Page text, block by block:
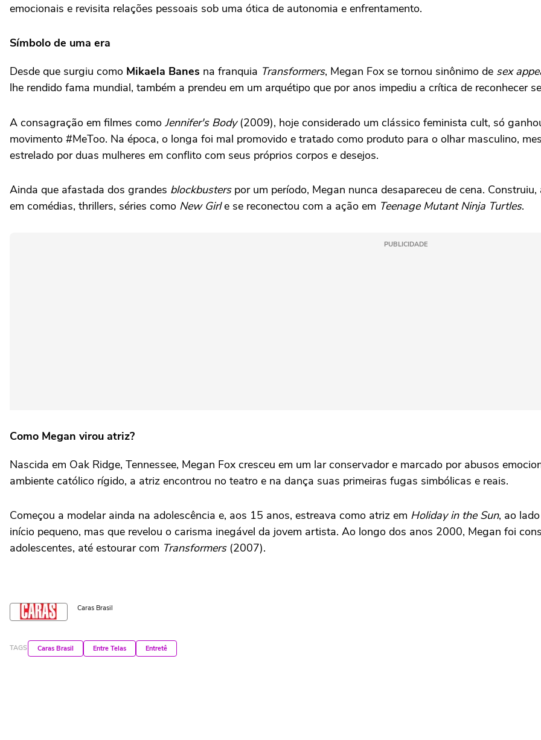
emocionais e revisita relações pessoais sob uma ótica de autonomia e enfrentamento.
Símbolo de uma era
Desde que surgiu como Mikaela Banes na franquia Transformers, Megan Fox se tornou sinônimo de sex
lhe rendido fama mundial, também a prendeu em um arquétipo que por anos impediu a crítica de reconhecer
A consagração em filmes como Jennifer's Body(2009), hoje considerado um clássico feminista cult, só
movimento #MeToo. Na época, o longa foi mal promovido e tratado como produto para o olhar masculino,
estrelado por duas mulheres em conflito com seus próprios corpos e desejos.
Ainda que afastada dos grandes blockbusterspor um período, Megan nunca desapareceu de cena.
em comédias, thrillers, séries como New Girle se reconectou com a ação em Teenage Mutant Ninja Turtles.
PUBLICIDADE
Como Megan virou atriz?
Nascida em Oak Ridge, Tennessee, Megan Fox cresceu em um lar conservador e marcado por abusos
ambiente católico rígido, a atriz encontrou no teatro e na dança suas primeiras fugas simbólicas e reais.
Começou a modelar ainda na adolescência e, aos 15 anos, estreava como atriz em Holiday in the Sun, ao
início pequeno, mas que revelou o carisma inegável da jovem artista. Ao longo dos anos 2000, Megan foi
adolescentes, até estourar com Transformers (2007).
Caras Brasil
TAGS Caras Brasil Entre Telas Entretê